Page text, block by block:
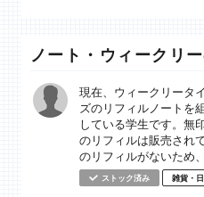
ノート・ウィークリ
現在、ウィークリータ
ズのリフィルノートを
している学生です。無
のリフィルは販売され
のリフィルがないため
ストック済み 雑貨・